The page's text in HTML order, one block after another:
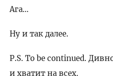
Ага…
Ну и так далее.
P.S. To be continued.
и хватит на всех.